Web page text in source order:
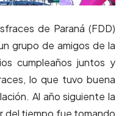
de Paraná (FDD)
grupo de amigos de la
cumpleaños juntos y
lo que tuvo buena
Al año siguiente la
del tiempo fue tomando